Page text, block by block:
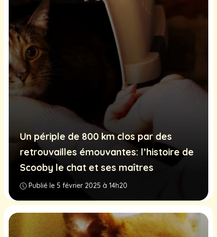
Un périple de 800 km clos par des
retrouvailles émouvantes: l’histoire de
Scooby le chat et ses maîtres
Publié le 5 février 2025 à 14h20